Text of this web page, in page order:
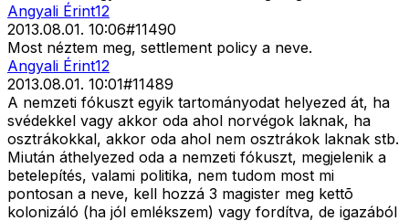
Angyali Érint12
2013.08.01. 10:06#11490
Most néztem meg, settlement policy a neve.
Angyali Érint12
2013.08.01. 10:01#11489
A nemzeti fókuszt egyik tartományodat helyezed át, ha
svédekkel vagy akkor oda ahol norvégok laknak, ha
osztrákokkal, akkor oda ahol nem osztrákok laknak stb.
Miután áthelyezed oda a nemzeti fókuszt, megjelenik a
betelepítés, valami politika, nem tudom most mi
pontosan a neve, kell hozzá 3 magister meg kettõ
kolonizáló (ha jól emlékszem) vagy fordítva, de igazából